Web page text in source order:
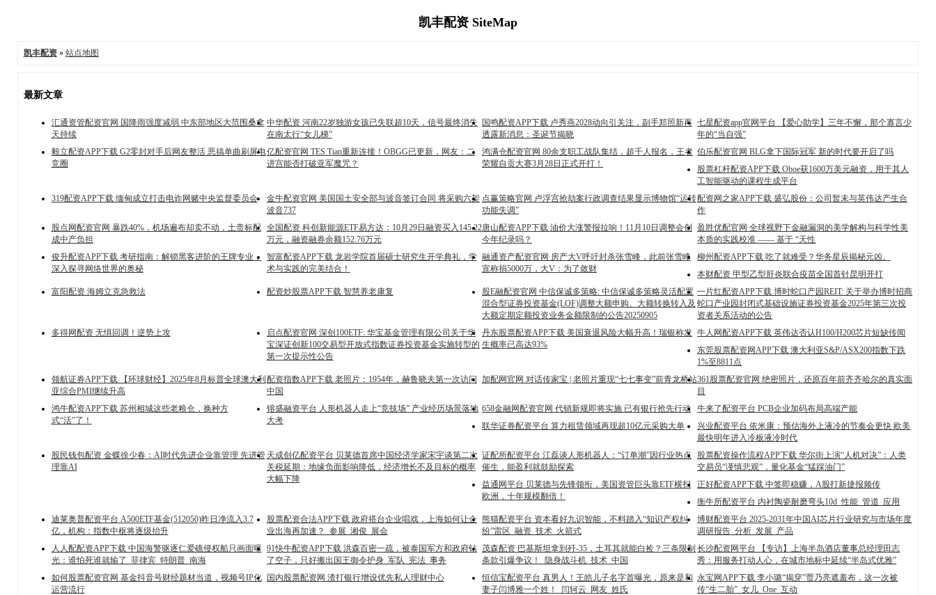
凯丰配资 SiteMap
凯丰配资» 站点地图
最新文章
汇通资管配资官网 国降雨强度减弱 中东部地区大范围桑拿
天持续
中华配资 河南22岁独游女孩已失联超10天，信号最终消失
在南太行“女儿梯”
国鸣配资APP下载 卢秀燕2028动向引关注，副手郑照新再
透露新消息：圣诞节揭晓
七星配资app官网平台 【爱心助学】三年不懈，那个寡言少
年的“当自强”
毅立配资APP下载 G2零封对手后网友整活 恶搞单曲刷屏电
竞圈
亿配资官网 TES.Tian重新连接！OBGG已更新，网友：二
进宫能否打破亚军魔咒？
鸿满仓配资官网 80余支职工战队集结，超千人报名，王者
荣耀自贡大赛3月28日正式开打！
伯乐配资官网 BLG拿下国际冠军 新的时代要开启了吗
股票杠杆配资APP下载 Oboe获1600万美元融资，用于其人
工智能驱动的课程生成平台
319配资APP下载 缅甸成立打击电诈网赌中央监督委员会
金牛配资官网 美国国土安全部与波音签订合同 将采购六架
波音737
点赢策略官网 卢浮宫抢劫案行政调查结果显示博物馆“运转
功能失调”
配资网之家APP下载 盛弘股份：公司暂未与英伟达产生合
作
股点网配资官网 暴跌40%，机场遍布却卖不动，土贵标配
成中产负担
全国配资 科创新能源ETF易方达：10月29日融资买入145.22
万元，融资融券余额152.76万元
唐山配资APP下载 油价大涨警报拉响！11月10日调整会创
今年纪录吗？
盈胜优配官网 全球视野下金融漏洞的美学解构与科学性美
本质的实践校准 —— 基于 “天性
俊升配资APP下载 考研指南：解锁黑客进阶的王牌专业，
深入探寻网络世界的奥秘
智富配资APP下载 龙岩学院首届硕士研究生开学典礼，学
术与实践的完美结合！
融通资产配资官网 房产大V呼吁封杀张雪峰，此前张雪峰
宣称捐5000万，大V：为了敛财
柳州配资APP下载 吃了就难受？华务星辰揭秘元凶。
本财配资 甲型乙型肝炎联合疫苗全国首针昆明开打
富阳配资 海姆立克急救法
配资炒股票APP下载 智慧养老康复
股E融配资官网 中信保诚多策略: 中信保诚多策略灵活配置
混合型证券投资基金(LOF)调整大额申购、大额转换转入及
大额定期定额投资业务金额限制的公告20250905
一片红配资APP下载 博时蛇口产园REIT: 关于举办博时招商
蛇口产业园封闭式基础设施证券投资基金2025年第三次投
资者关系活动的公告
多得网配资 无惧回调！逆势上攻
启点配资官网 深创100ETF: 华宝基金管理有限公司关于华
宝深证创新100交易型开放式指数证券投资基金实施转型的
第一次提示性公告
丹东股票配资APP下载 美国衰退风险大幅升高！瑞银称发
生概率已高达93%
牛人网配资APP下载 英伟达否认H100/H200芯片短缺传闻
东莞股票配资网APP下载 澳大利亚S&P/ASX200指数下跌
1%至8811点
领航证券APP下载 【环球财经】2025年8月标普全球澳大利
亚综合PMI继续升高
配资指数APP下载 老照片：1954年，赫鲁晓夫第一次访问
中国
加配网官网 对话传家宝 | 老照片重现“七七事变”前青龙桥站361股票配资官网 绝密照片，还原百年前齐齐哈尔的真实面
目
鸿牛配资APP下载 苏州相城这些老粮仓，换种方
式“活”了！
镕盛融资平台 人形机器人走上“竞技场” 产业经历场景落地
大考
658金融网配资官网 代销新规即将实施 已有银行抢先行动
牛来了配资平台 PCB企业加码布局高端产能
联华证券配资平台 算力租赁领域再现超10亿元采购大单
兴业配资平台 依米康：预估海外上液冷的节奏会更快 欧美
最快明年进入冷板液冷时代
股民钱包配资 金蝶徐少春：AI时代先进企业靠管理 先进管
理靠AI
天成创亿配资平台 贝莱德首席中国经济学家宋宇谈第二次
关税延期：地缘负面影响降低，经济增长不及目标的概率
大幅下降
证配所配资平台 江磊谈人形机器人：“订单潮”因行业热点
催生，能盈利就鼓励探索
股票配资操作流程APP下载 华尔街上演“人机对决”：人类
交易员“谨慎悲观”，量化基金“猛踩油门”
益通网平台 贝莱德与先锋领衔，美国资管巨头靠ETF横扫
欧洲，十年规模翻倍！
正好配资APP下载 中签即稳赚，A股打新捷报频传
衡牛所配资平台 内衬陶瓷耐磨弯头10d_性能_管道_应用
迪莱奥普配资平台 A500ETF基金(512050)昨日净流入3.7
亿，机构：指数中枢将逐级抬升
股票配资合法APP下载 政府搭台企业唱戏，上海如何让企
业出海再加速？_参展_湘俊_展会
熊猫配资平台 资本看好九识智能，不料踏入“知识产权纠
纷”雷区_融资_技术_火箭式
博财配资平台 2025-2031年中国AI芯片行业研究与市场年度
调研报告_分析_发展_产品
人人配配资APP下载 中国海警驱逐仁爱礁侵权船只画面曝
光：谁怕死谁就输了_菲律宾_特朗普_南海
91快牛配资APP下载 洪森百密一疏，被泰国军方和政府钻
了空子，只好搬出国王御令护身_军队_宪法_事务
茂森配资 巴基斯坦拿到歼-35，土耳其就能白捡？三条限制
条款引爆争议！_隐身战斗机_技术_中国
长沙配资网平台 【专访】上海半岛酒店董事总经理田志
秀：用服务打动人心，在城市地标中延续“半岛式优雅”
如何股票配资官网 基金抖音号财经题材当道，视频号IP化
运营流行
国内股票配资网 渣打银行增设优先私人理财中心
恒信宝配资平台 真男人！王皓儿子名字首曝光，原来是和
妻子闫博雅一个姓！_闫轲云_网友_姓氏
永宝网APP下载 李小璐“揭穿”贾乃亮遮羞布，这一次被
传“生二胎”_女儿_One_互动